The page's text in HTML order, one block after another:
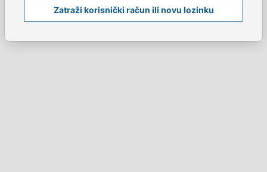
Zatraži korisnički račun ili novu lozinku